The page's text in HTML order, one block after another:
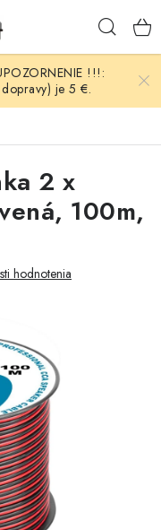
!!!:
je 5 €.
2 x
100m,
hodnotenia